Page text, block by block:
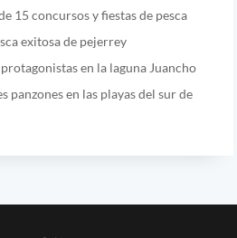
15 concursos y fiestas de pesca
exitosa de pejerrey
en la laguna Juancho
panzones en las playas del sur de